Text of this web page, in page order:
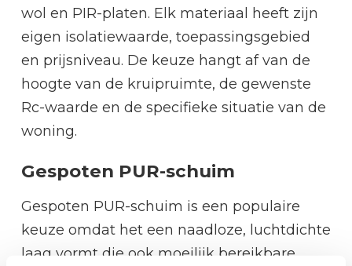
wol en PIR-platen. Elk materiaal heeft zijn
eigen isolatiewaarde, toepassingsgebied
en prijsniveau. De keuze hangt af van de
hoogte van de kruipruimte, de gewenste
Rc-waarde en de specifieke situatie van de
woning.
Gespoten PUR-schuim
Gespoten PUR-schuim is een populaire
keuze omdat het een naadloze, luchtdichte
laag vormt die ook moeilijk bereikbare